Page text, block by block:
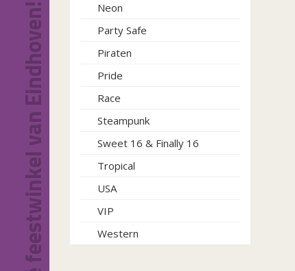
Neon
Party Safe
Piraten
Pride
Race
Steampunk
Sweet 16 & Finally 16
Tropical
USA
VIP
Western
Dé feestwinkel van Eindhoven!